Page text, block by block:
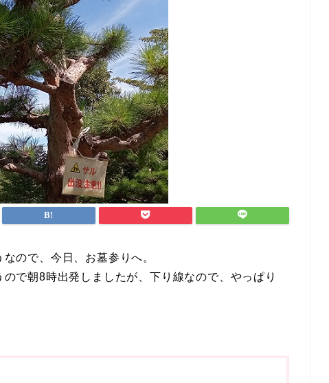
ので、今日、お墓参りへ。
で朝8時出発しましたが、下り線なので、やっぱり